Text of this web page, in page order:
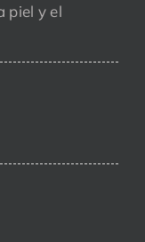
piel y el